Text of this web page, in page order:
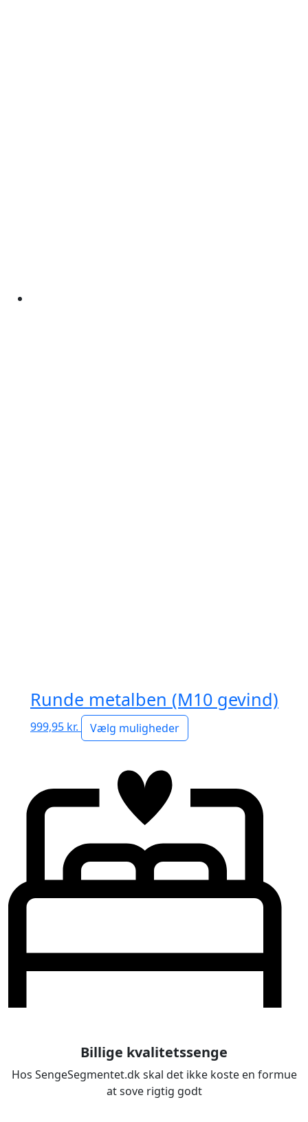
Runde metalben (M10 gevind)
999,95 kr. Vælg muligheder
Billige kvalitetssenge
Hos SengeSegmentet.dk skal det ikke koste en formue
at sove rigtig godt